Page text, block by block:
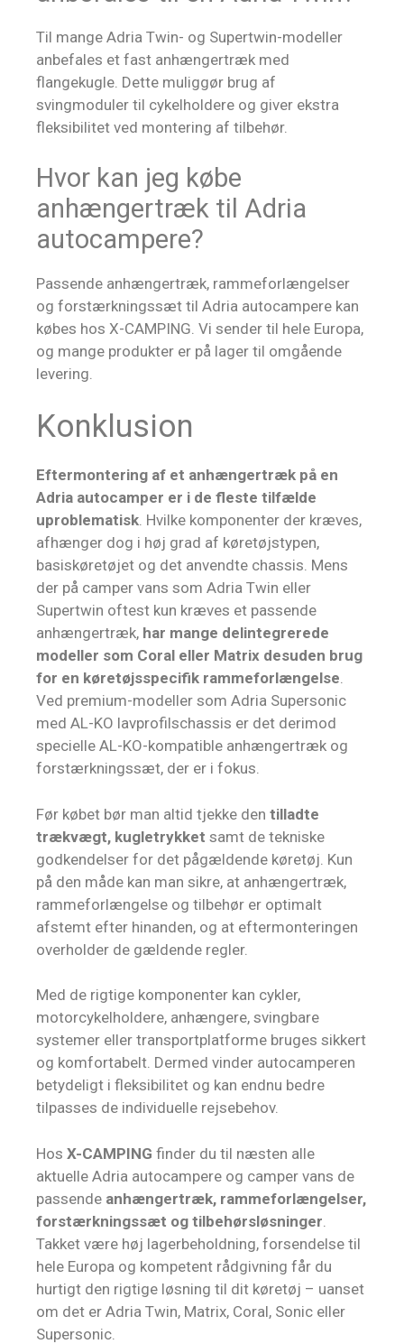
Til mange Adria Twin- og Supertwin-modeller
anbefales et fast anhængertræk med
flangekugle. Dette muliggør brug af
svingmoduler til cykelholdere og giver ekstra
fleksibilitet ved montering af tilbehør.
Hvor kan jeg købe
anhængertræk til Adria
autocampere?
Passende anhængertræk, rammeforlængelser
og forstærkningssæt til Adria autocampere kan
købes hos X-CAMPING. Vi sender til hele Europa,
og mange produkter er på lager til omgående
levering.
Konklusion
Eftermontering af et anhængertræk på en
Adria autocamper er i de fleste tilfælde
uproblematisk. Hvilke komponenter der kræves,
afhænger dog i høj grad af køretøjstypen,
basiskøretøjet og det anvendte chassis. Mens
der på camper vans som Adria Twin eller
Supertwin oftest kun kræves et passende
anhængertræk, har mange delintegrerede
modeller som Coral eller Matrix desuden brug
for en køretøjsspecifik rammeforlængelse.
Ved premium-modeller som Adria Supersonic
med AL-KO lavprofilschassis er det derimod
specielle AL-KO-kompatible anhængertræk og
forstærkningssæt, der er i fokus.
Før købet bør man altid tjekke den tilladte
trækvægt, kugletrykket samt de tekniske
godkendelser for det pågældende køretøj. Kun
på den måde kan man sikre, at anhængertræk,
rammeforlængelse og tilbehør er optimalt
afstemt efter hinanden, og at eftermonteringen
overholder de gældende regler.
Med de rigtige komponenter kan cykler,
motorcykelholdere, anhængere, svingbare
systemer eller transportplatforme bruges sikkert
og komfortabelt. Dermed vinder autocamperen
betydeligt i fleksibilitet og kan endnu bedre
tilpasses de individuelle rejsebehov.
Hos X-CAMPING finder du til næsten alle
aktuelle Adria autocampere og camper vans de
passende anhængertræk, rammeforlængelser,
forstærkningssæt og tilbehørsløsninger
Takket være høj lagerbeholdning, forsendelse til
hele Europa og kompetent rådgivning får du
hurtigt den rigtige løsning til dit køretøj – uanset
om det er Adria Twin, Matrix, Coral, Sonic eller
Supersonic.